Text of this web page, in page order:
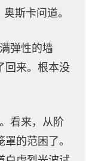
斯卡问道。
弹性的墙
回来。根本没
看来，从阶
的范困了。